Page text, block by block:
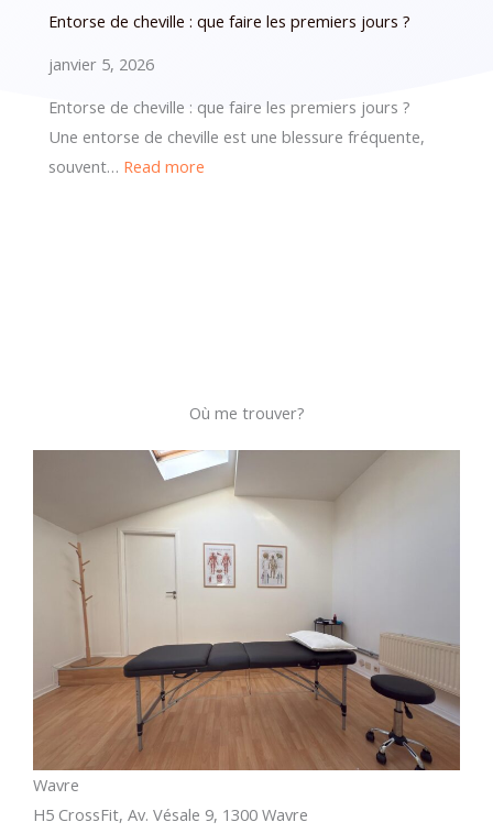
Entorse de cheville : que faire les premiers jours ?
janvier 5, 2026
Entorse de cheville : que faire les premiers jours ?
Une entorse de cheville est une blessure fréquente,
souvent… Read more
premiers
?
Où me trouver?
Wavre
H5 CrossFit, Av. Vésale 9, 1300 Wavre